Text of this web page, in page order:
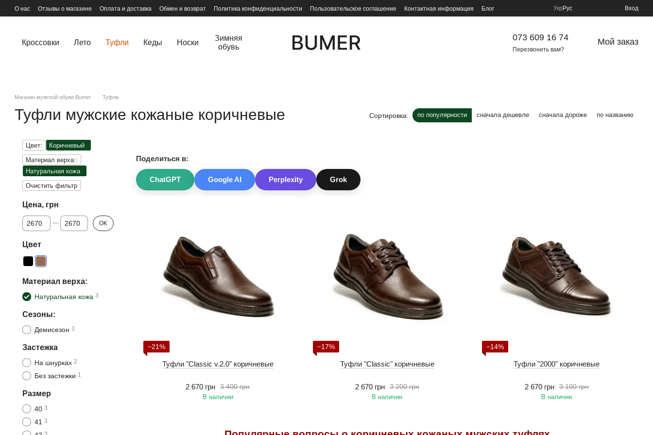
Перейти к основному контенту
О нас Отзывы о магазине Оплата и доставка Обмен и возврат Политика конфиденциальности Пользовательское соглашение Контактная информация Блог Укр Рус Вход
Кроссовки Лето Туфли Кеды Носки
Зимняя
обувь
073 609 16 74
Перезвонить вам?
Мой заказ
Магазин мужской обуви Bumer Туфли
Туфли мужские кожаные коричневые Сортировка: по популярности сначала дешевле сначала дороже по названию
Поделиться в:
ChatGPT Google AI Perplexity Grok
−21%
Туфли "Classic v.2.0" коричневые
3 400 грн
2 670 грн
В наличии
−17%
Туфли "Classic" коричневые
3 200 грн
2 670 грн
В наличии
−14%
Туфли "2000" коричневые
3 100 грн
2 670 грн
В наличии
Цвет:
Коричневый
Материал верха::
Натуральная кожа
Очистить фильтр
Цена, грн
От Цена, грн
До Цена, грн OK
Цвет
Материал верха:
Натуральная кожа 3
Сезоны:
Демисезон 3
Застежка
На шнурках 2
Без застежки 1
Размер
40 3
41 3